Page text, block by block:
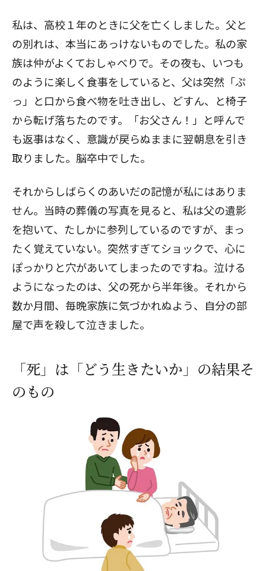
私は、高校１年のときに父を亡くしました。父と
の別れは、本当にあっけないものでした。私の家
族は仲がよくておしゃべりで。その夜も、いつも
のように楽しく食事をしていると、父は突然「ぷ
っ」と口から食べ物を吐き出し、どすん、と椅子
から転げ落ちたのです。「お父さん！」と呼んで
も返事はなく、意識が戻らぬままに翌朝息を引き
取りました。脳卒中でした。
それからしばらくのあいだの記憶が私にはありま
せん。当時の葬儀の写真を見ると、私は父の遺影
を抱いて、たしかに参列しているのですが、まっ
たく覚えていない。突然すぎてショックで、心に
ぽっかりと穴があいてしまったのですね。泣ける
ようになったのは、父の死から半年後。それから
数か月間、毎晩家族に気づかれぬよう、自分の部
屋で声を殺して泣きました。
「死」は「どう生きたいか」の結果そ
のもの